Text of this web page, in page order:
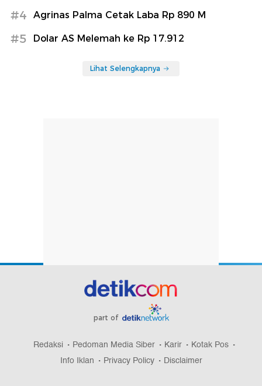
#4 Agrinas Palma Cetak Laba Rp 890 M
#5 Dolar AS Melemah ke Rp 17.912
Lihat Selengkapnya
part of
Redaksi Pedoman Media Siber Karir
Kotak Pos
Info Iklan
Privacy Policy Disclaimer